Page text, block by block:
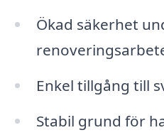
Ökad säkerhet
Enkel tillgång till
Stabil grund för